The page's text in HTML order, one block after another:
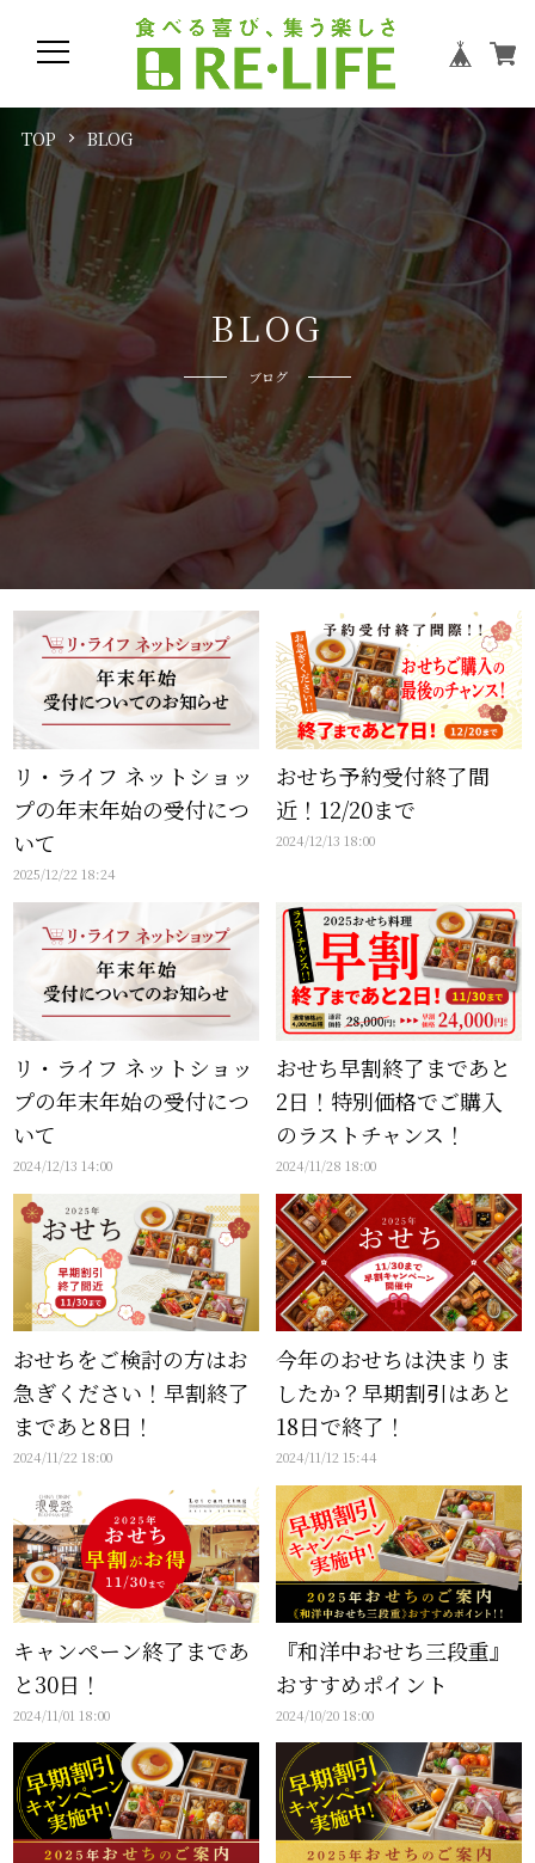
BLOG
ブログ
TOP BLOG
リ・ライフ ネットショッ
プの年末年始の受付につ
いて
2025/12/22 18:24
おせち予約受付終了間
近！12/20まで
2024/12/13 18:00
リ・ライフ ネットショッ
プの年末年始の受付につ
いて
2024/12/13 14:00
おせち早割終了まであと
2日！特別価格でご購入
のラストチャンス！
2024/11/28 18:00
おせちをご検討の方はお
急ぎください！早割終了
まであと8日！
2024/11/22 18:00
今年のおせちは決まりま
したか？早期割引はあと
18日で終了！
2024/11/12 15:44
キャンペーン終了まであ
と30日！
2024/11/01 18:00
『和洋中おせち三段重』
おすすめポイント
2024/10/20 18:00